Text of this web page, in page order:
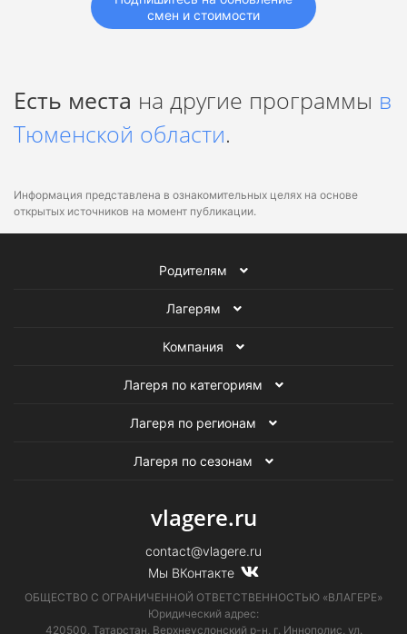
смен и стоимости
Есть места на другие программы в
Тюменской области.
Информация представлена в ознакомительных целях на основе
открытых источников на момент публикации.
Родителям
Лагерям
Компания
Лагеря по категориям
Лагеря по регионам
Лагеря по сезонам
vlagere.ru
contact@vlagere.ru
Мы ВКонтакте
ОБЩЕСТВО С ОГРАНИЧЕННОЙ ОТВЕТСТВЕННОСТЬЮ «ВЛАГЕРЕ»
Юридический адрес:
420500, Татарстан, Верхнеуслонский р-н, г. Иннополис, ул.